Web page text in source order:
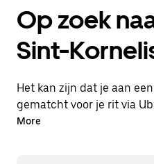
Op zoek
Sint-
Het kan zijn dat je aan
gematcht voor je rit via
Horebeke. Als dat zo is,
More